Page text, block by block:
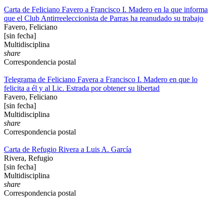
Carta de Feliciano Favero a Francisco I. Madero en la que informa
que el Club Antirreeleccionista de Parras ha reanudado su trabajo
Favero, Feliciano
[sin fecha]
Multidisciplina
share
Correspondencia postal
Telegrama de Feliciano Favera a Francisco I. Madero en que lo
felicita a él y al Lic. Estrada por obtener su libertad
Favero, Feliciano
[sin fecha]
Multidisciplina
share
Correspondencia postal
Carta de Refugio Rivera a Luis A. García
Rivera, Refugio
[sin fecha]
Multidisciplina
share
Correspondencia postal